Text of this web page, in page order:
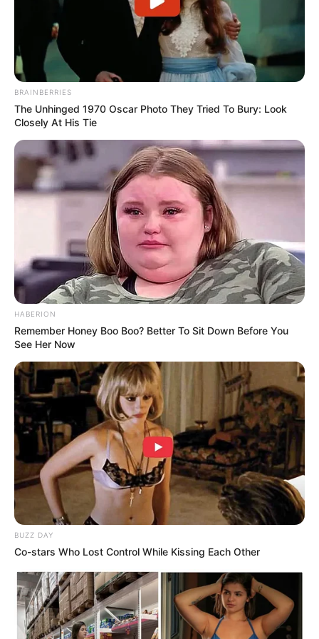
bagian ujung
(foto: instagram/crystaldquach)
9. Beda lagi dengan yang ingin memfokuskan warna
pada bagian ujung dengan warna ungu yang semakin
gelap
BRAINBERRIES
The Unhinged 1970 Oscar Photo They Tried To Bury: Look
Closely At His Tie
HABERION
Remember Honey Boo Boo? Better To Sit Down Before You
See Her Now
BUZZ DAY
Co-stars Who Lost Control While Kissing Each Other